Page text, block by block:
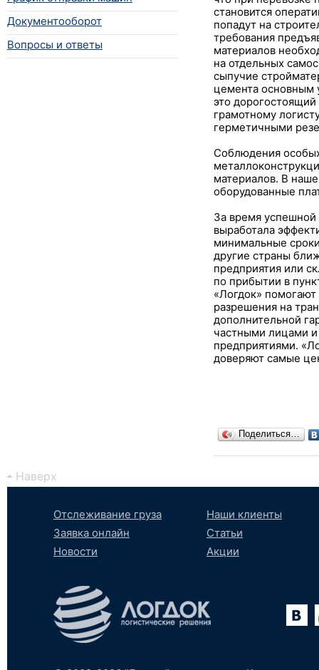
Документооборот
Вопросы и ответы
становится
попадут на
требования
материалов
на отдельных
сыпучие
цемента основным
это
грамотному
герметичными
Соблюдения
материалов. В
оборудованные
За время успешной
выработала
минимальные
другие страны
предприятия или
по прибытии в
«Логдок»
разрешения на
дополнительной
частными лицами
предприятиями.
доверяют самые
Поделиться…
Наверх
Отслеживание груза
Заявка онлайн
Новости
Наши клиенты
Статьи
Акции
ВконтактеYouTubetumblr
SoundCloud